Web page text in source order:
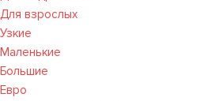
Для взрослых
Узкие
Маленькие
Большие
Евро